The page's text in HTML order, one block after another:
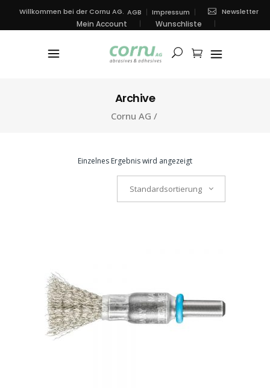
Willkommen bei der Cornu AG. AGB Impressum Newsletter
Mein Account Wunschliste
Archive
Cornu AG /
Einzelnes Ergebnis wird angezeigt
Standardsortierung